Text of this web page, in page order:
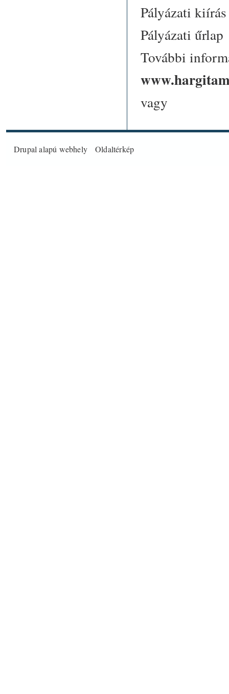
Pályázati kiírás
Pályázati űrlap
További
Drupalalapú webhely Oldaltérkép